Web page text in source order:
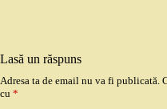
Lasă un răspuns
Adresa ta de email nu va fi publicată.
cu *